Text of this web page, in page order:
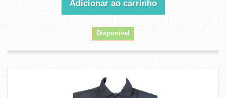
Adicionar ao carrinho
Disponível